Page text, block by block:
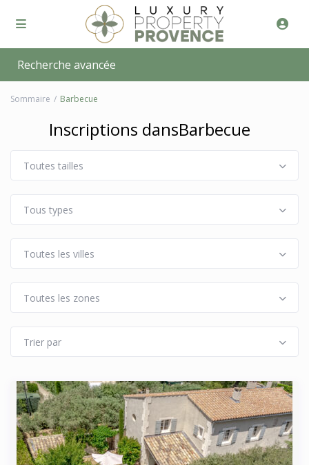
Recherche avancée
Sommaire Barbecue
Inscriptions dansBarbecue
Toutes tailles
Tous types
Toutes les villes
Toutes les zones
Trier par